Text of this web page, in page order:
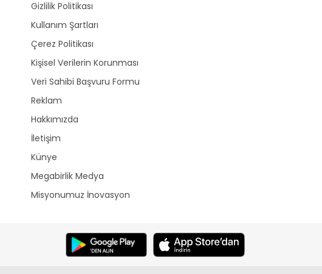
Gizlilik Politikası
Kullanım Şartları
Çerez Politikası
Kişisel Verilerin Korunması
Veri Sahibi Başvuru Formu
Reklam
Hakkımızda
İletişim
Künye
Megabirlik Medya
Misyonumuz İnovasyon